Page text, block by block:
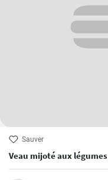
Sauver
Veau mijoté aux légumes